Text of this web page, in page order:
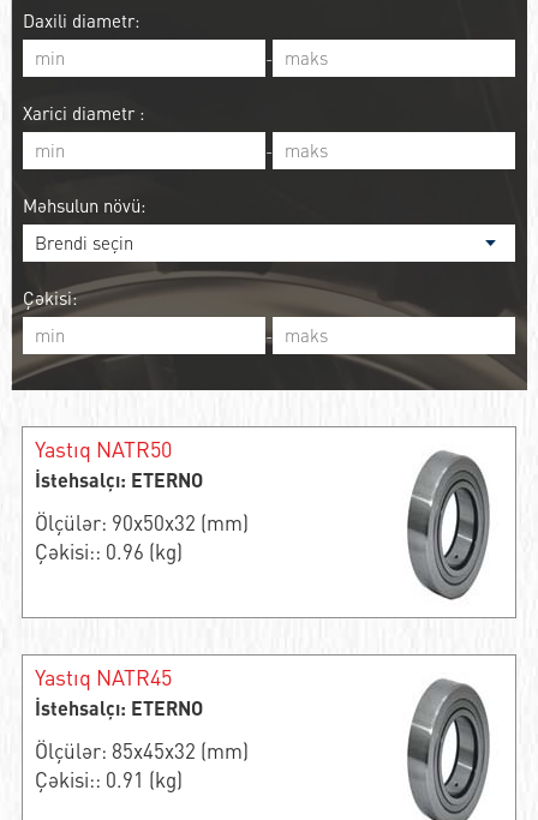
Daxili diametr:
-
Xarici diametr :
-
Məhsulun növü:
Çəkisi:
-
Yastıq NATR50
İstehsalçı: ETERNO
Ölçülər: 90x50x32 (mm)
Çəkisi:: 0.96 (kg)
Yastıq NATR45
İstehsalçı: ETERNO
Ölçülər: 85x45x32 (mm)
Çəkisi:: 0.91 (kg)